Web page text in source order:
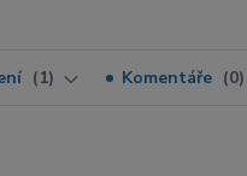
1 Komentáře 0